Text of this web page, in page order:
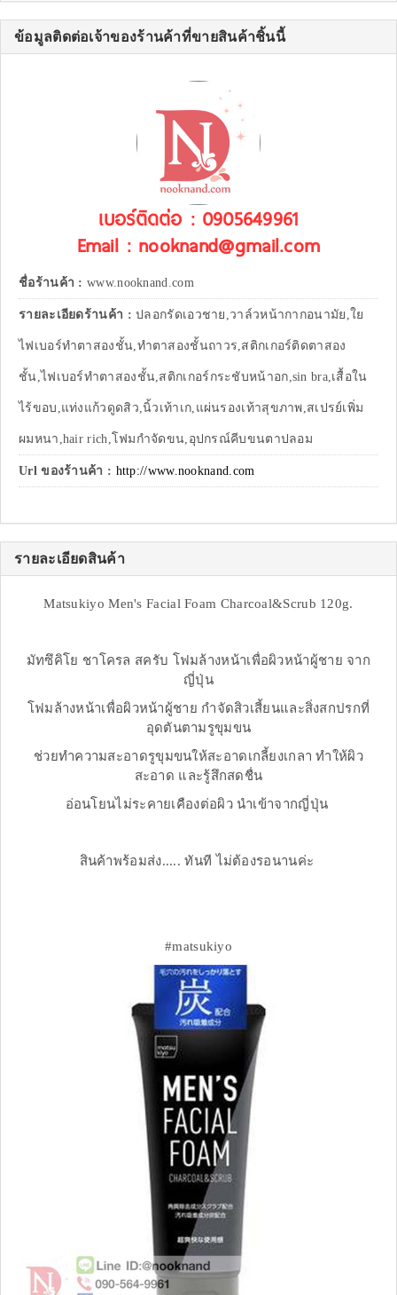
ข้อมูลติดต่อเจ้าของร้านค้าที่ขายสินค้าชิ้นนี้
เบอร์ติดต่อ : 0905649961
Email : nooknand@gmail.com
ชื่อร้านค้า : www.nooknand.com
รายละเอียดร้านค้า :ปลอกรัดเอวชาย,วาล์วหน้ากากอนามัย,ใย
ไฟเบอร์ทำตาสองชั้น,ทำตาสองชั้นถาวร,สติกเกอร์ติดตาสอง
ชั้น,ไฟเบอร์ทำตาสองชั้น,สติกเกอร์กระชับหน้าอก,sin bra,เสื้อใน
ไร้ขอบ,แท่งแก้วดูดสิว,นิ้วเท้าเก,แผ่นรองเท้าสุขภาพ,สเปรย์เพิ่ม
ผมหนา,hair rich,โฟมกำจัดขน,อุปกรณ์คีบขนตาปลอม
Url ของร้านค้า : http://www.nooknand.com
รายละเอียดสินค้า
Matsukiyo Men's Facial Foam Charcoal&Scrub 120g.
มัทซึคิโย ชาโครล สครับ โฟมล้างหน้าเพื่อผิวหน้าผู้ชาย จาก
ญี่ปุ่น
โฟมล้างหน้าเพื่อผิวหน้าผู้ชาย กำจัดสิวเสี้ยนและสิ่งสกปรกที่
อุดตันตามรูขุมขน
ช่วยทำความสะอาดรูขุมขนให้สะอาดเกลี้ยงเกลา ทำให้ผิว
สะอาด และรู้สึกสดชื่น
อ่อนโยนไม่ระคายเคืองต่อผิว นำเข้าจากญี่ปุ่น
สินค้าพร้อมส่ง..... ทันที ไม่ต้องรอนานค่ะ
#matsukiyo